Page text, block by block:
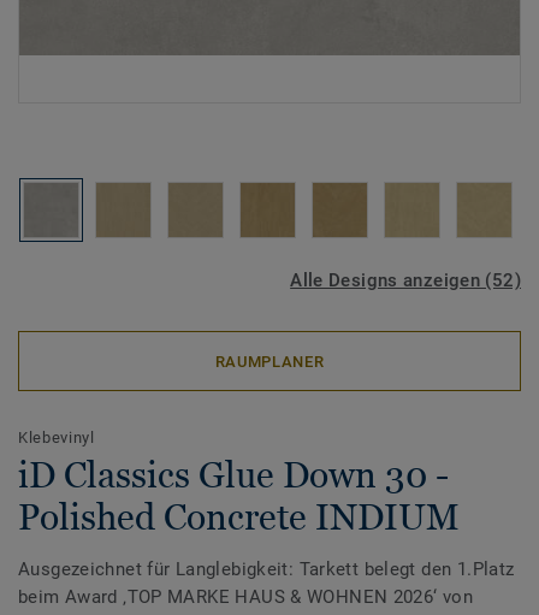
Alle Designs anzeigen (52)
RAUMPLANER
Klebevinyl
iD Classics Glue Down 30 -
Polished Concrete INDIUM
Ausgezeichnet für Langlebigkeit: Tarkett belegt den 1.Platz
beim Award ‚TOP MARKE HAUS & WOHNEN 2026‘ von